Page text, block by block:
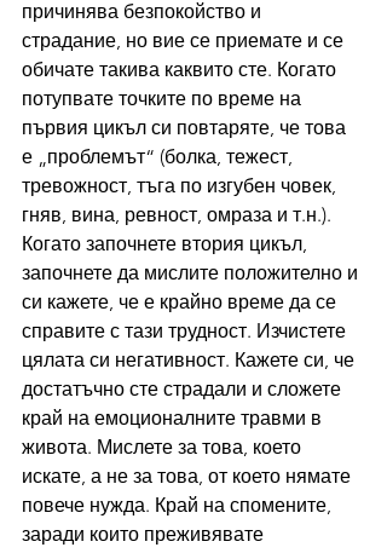
причинява безпокойство и
страдание, но вие се приемате и се
обичате такива каквито сте. Когато
потупвате точките по време на
първия цикъл си повтаряте, че това
е „проблемът“ (болка, тежест,
тревожност, тъга по изгубен човек,
гняв, вина, ревност, омраза и т.н.).
Когато започнете втория цикъл,
започнете да мислите положително и
си кажете, че е крайно време да се
справите с тази трудност. Изчистете
цялата си негативност. Кажете си, че
достатъчно сте страдали и сложете
край на емоционалните травми в
живота. Мислете за това, което
искате, а не за това, от което нямате
повече нужда. Край на спомените,
заради които преживявате